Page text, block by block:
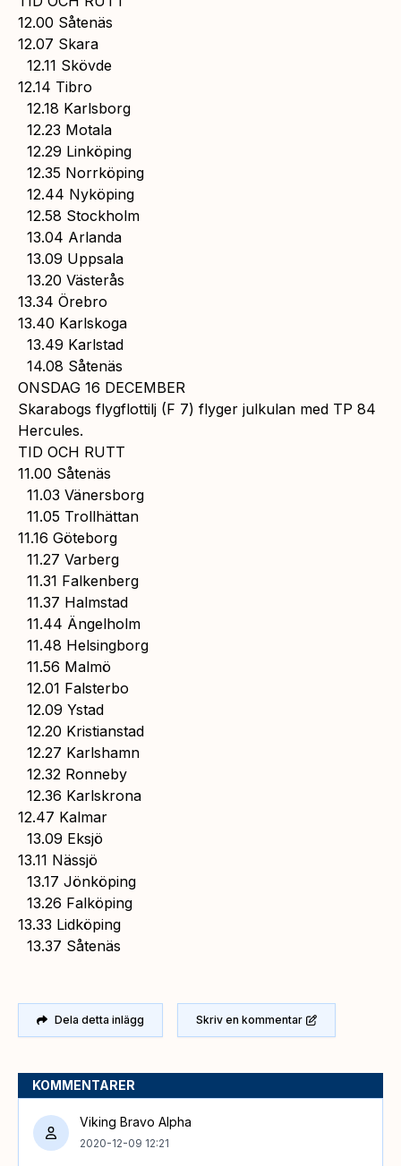
12.00 Såtenäs
12.07 Skara
12.11 Skövde
12.14 Tibro
12.18 Karlsborg
12.23 Motala
12.29 Linköping
12.35 Norrköping
12.44 Nyköping
12.58 Stockholm
13.04 Arlanda
13.09 Uppsala
13.20 Västerås
13.34 Örebro
13.40 Karlskoga
13.49 Karlstad
14.08 Såtenäs
ONSDAG 16 DECEMBER
Skarabogs flygflottilj (F 7) flyger julkulan med TP 84
Hercules.
TID OCH RUTT
11.00 Såtenäs
11.03 Vänersborg
11.05 Trollhättan
11.16 Göteborg
11.27 Varberg
11.31 Falkenberg
11.37 Halmstad
11.44 Ängelholm
11.48 Helsingborg
11.56 Malmö
12.01 Falsterbo
12.09 Ystad
12.20 Kristianstad
12.27 Karlshamn
12.32 Ronneby
12.36 Karlskrona
12.47 Kalmar
13.09 Eksjö
13.11 Nässjö
13.17 Jönköping
13.26 Falköping
13.33 Lidköping
13.37 Såtenäs
Dela detta inlägg Skriv en kommentar
KOMMENTARER
Viking Bravo Alpha
2020-12-09 12:21